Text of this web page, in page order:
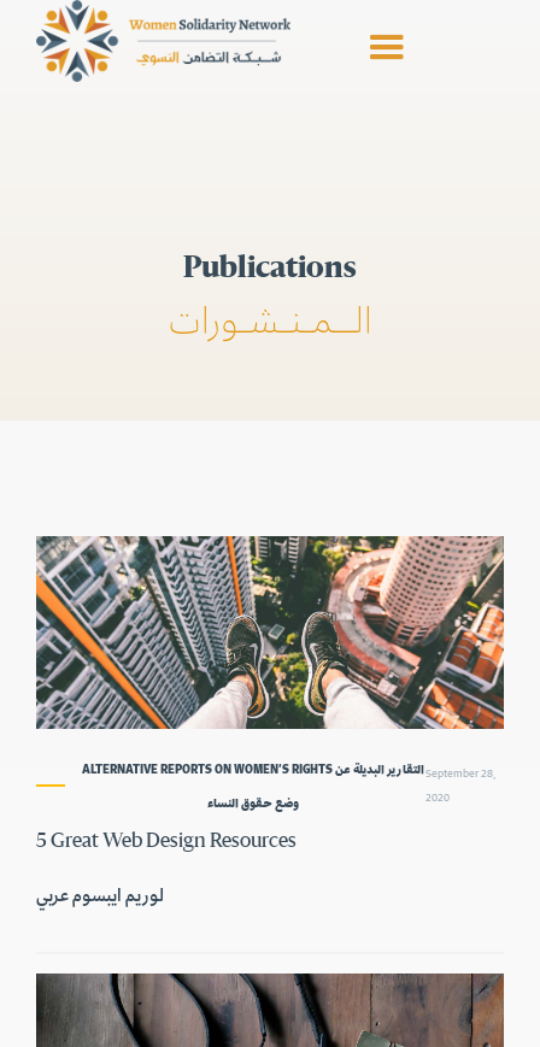
Publications
الــمـنـشـورات
ALTERNATIVE REPORTS ON WOMEN’S RIGHTS التقارير البديلة عن
وضع حقوق النساء
September 28,
2020
5 Great Web Design Resources
لوريم ايبسوم عربي